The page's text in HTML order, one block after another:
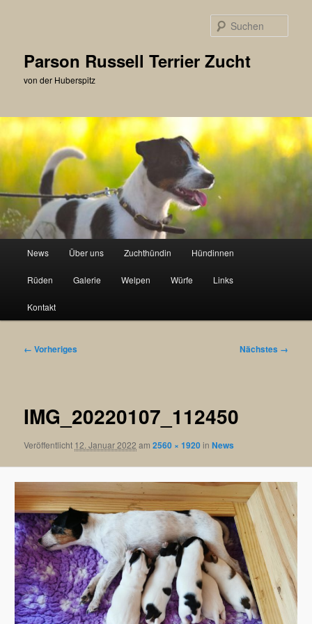
Parson Russell Terrier Zucht
von der Huberspitz
News Über uns Zuchthündin Hündinnen
Rüden Galerie Welpen Würfe Links
Kontakt
Bilder-
← Vorheriges Nächstes →
IMG_20220107_112450
Veröffentlicht 12. Januar 2022 am2560 × 1920inNews